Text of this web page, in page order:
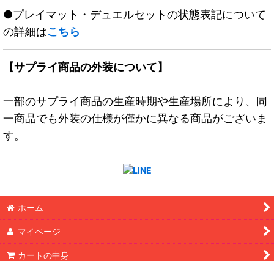
●プレイマット・デュエルセットの状態表記について
の詳細はこちら
【サプライ商品の外装について】
一部のサプライ商品の生産時期や生産場所により、同
一商品でも外装の仕様が僅かに異なる商品がございま
す。
ホーム
マイページ
カートの中身